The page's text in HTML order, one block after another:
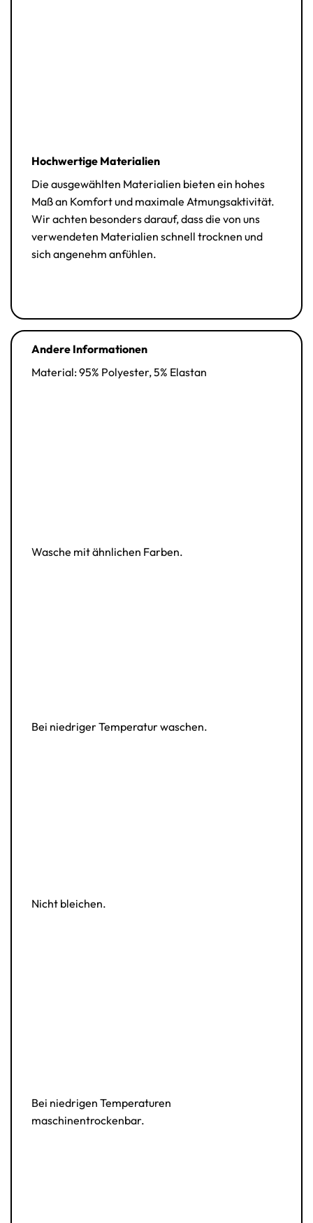
Hochwertige Materialien
Die ausgewählten Materialien bieten ein hohes
Maß an Komfort und maximale Atmungsaktivität.
Wir achten besonders darauf, dass die von uns
verwendeten Materialien schnell trocknen und
sich angenehm anfühlen.
Andere Informationen
Material: 95% Polyester, 5% Elastan
Wasche mit ähnlichen Farben.
Bei niedriger Temperatur waschen.
Nicht bleichen.
Bei niedrigen Temperaturen
maschinentrockenbar.